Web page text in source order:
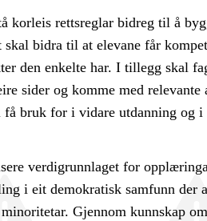
korleis rettsreglar bidreg til å
bidra til at elevane får
den enkelte har. I tillegg skal
sider og komme med relevante
få bruk for i vidare utdanning og i
verdigrunnlaget for
i eit demokratisk samfunn der
Gjennom kunnskap